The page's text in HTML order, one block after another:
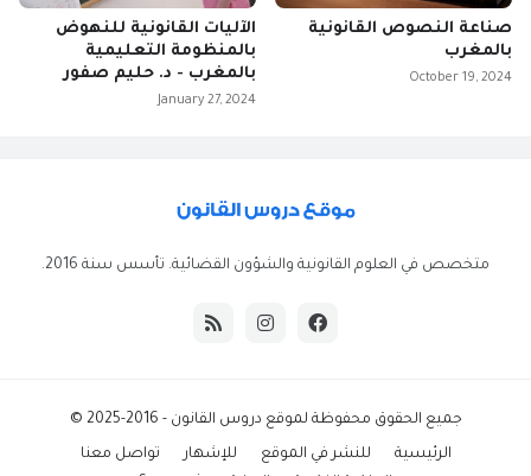
صناعة النصوص القانونية
بالمغرب
October 19, 2024
الآليات القانونية للنهوض
بالمنظومة التعليمية
بالمغرب - د. حليم صفور
January 27, 2024
متخصص في العلوم القانونية والشؤون القضائية. تأسس سنة 2016.
جميع الحقوق محفوظة لموقع دروس القانون- 2016-2025 ©
الرئيسية للنشر في الموقع للإشهار
تواصل معنا